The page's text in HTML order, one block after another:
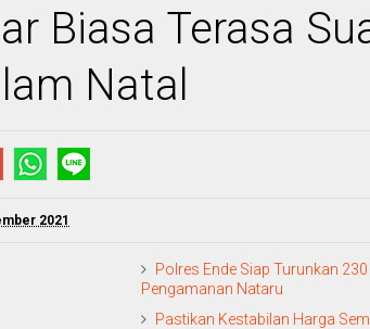
Biasa Terasa
Natal
2021
Polres Ende Siap Turunkan
Pengamanan Nataru
Pastikan Kestabilan Harga